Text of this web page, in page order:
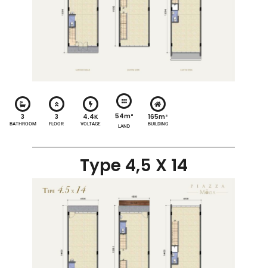
3
BATHROOM
3
FLOOR
4.4K
VOLTAGE
54m²
LAND
165m²
BUILDING
Type 4,5 X 14